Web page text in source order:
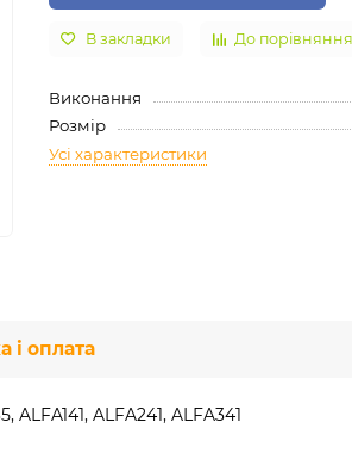
В закладки До порівняння
Виконання
Розмір
Усі характеристики
і оплата
ALFA241, ALFA341